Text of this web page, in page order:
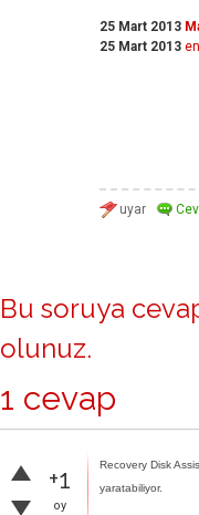
25 Mart 2013
25 Mart 2013
Bu soruya
olunuz.
1 cevap
+1
oy
Recovery Disk
yaratabiliyor.